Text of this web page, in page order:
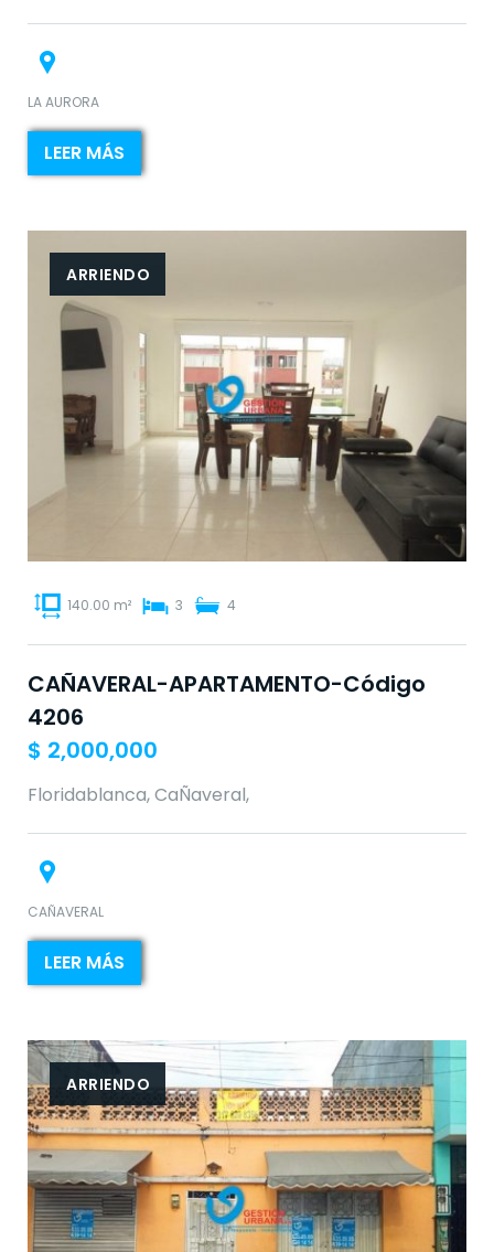
LA AURORA
LEER MÁS
ARRIENDO
140.00 m² 3 4
CAÑAVERAL-APARTAMENTO-Código
4206
$ 2,000,000
Floridablanca, CaÑaveral,
CAÑAVERAL
LEER MÁS
ARRIENDO